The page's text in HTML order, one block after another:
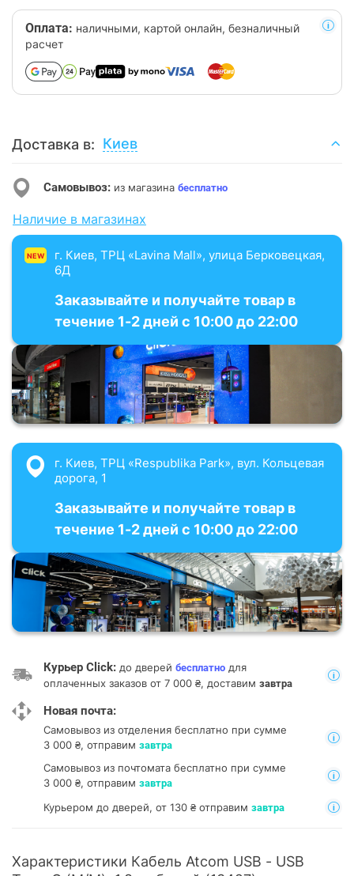
Оплата: наличными, картой онлайн, безналичный
расчет
Доставка в: Киев
Самовывоз: из магазина бесплатно
Наличие в магазинах
NEW
г. Киев, ТРЦ «Lavina Mall», улица Берковецкая,
6Д
Заказывайте и получайте товар в
течение 1-2 дней с 10:00 до 22:00
г. Киев, ТРЦ «Respublika Park», вул. Кольцевая
дорога, 1
Заказывайте и получайте товар в
течение 1-2 дней с 10:00 до 22:00
Курьер Click: до дверей бесплатно для
оплаченных заказов от 7 000 ₴, доставим завтра
Новая почта:
Самовывоз из отделения бесплатно при сумме
3 000 ₴, отправим завтра
Самовывоз из почтомата бесплатно при сумме
3 000 ₴, отправим завтра
Курьером до дверей, от 130 ₴ отправим завтра
Характеристики Кабель Atcom USB - USB